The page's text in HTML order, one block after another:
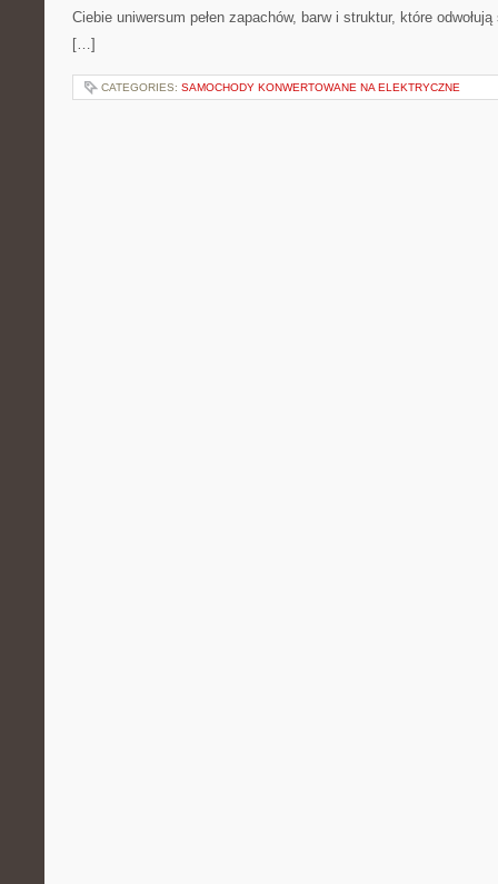
Ciebie uniwersum pełen zapachów, barw i struktur, które
[…]
CATEGORIES: SAMOCHODY KONWERTOWANE NA ELEKTRYCZNE